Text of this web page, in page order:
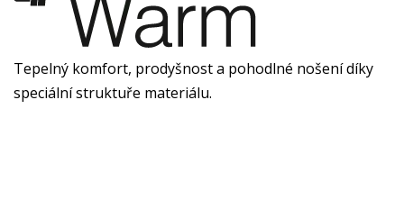
Tepelný komfort, prodyšnost a pohodlné nošení díky
speciální struktuře materiálu.